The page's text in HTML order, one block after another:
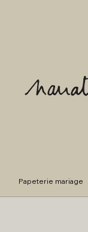
Papeterie mariage